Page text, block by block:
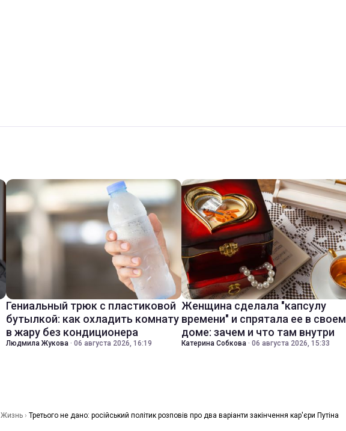
Гениальный трюк с пластиковой
бутылкой: как охладить комнату
в жару без кондиционера
Людмила Жукова · 06 августа 2026, 16:19
Женщина сделала "капсулу
времени" и спрятала ее в своем
доме: зачем и что там внутри
Катерина Собкова · 06 августа 2026, 15:33
Жизнь › Третього не дано: російський політик розповів про два варіанти закінчення кар'єри Путіна